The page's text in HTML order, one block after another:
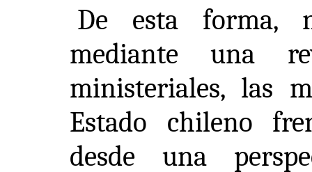
De esta forma,
mediante una
ministeriales, las
Estado chileno
desde una